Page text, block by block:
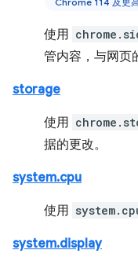
使用
管内容，与网页
storage
使用
据的更改。
system.cpu
使用
system.display